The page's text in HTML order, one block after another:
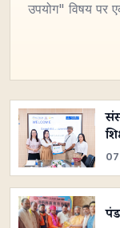
उपयोग" विषय पर